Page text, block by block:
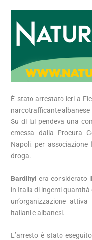
È stato arrestato ieri a
narcotrafficante albanese
Su di lui pendeva una
emessa dalla Procura
Napoli, per
droga.
Bardlhyl era considerato
in Italia di ingenti quantità
un’organizzazione attiva
italiani e albanesi.
L’arresto è stato